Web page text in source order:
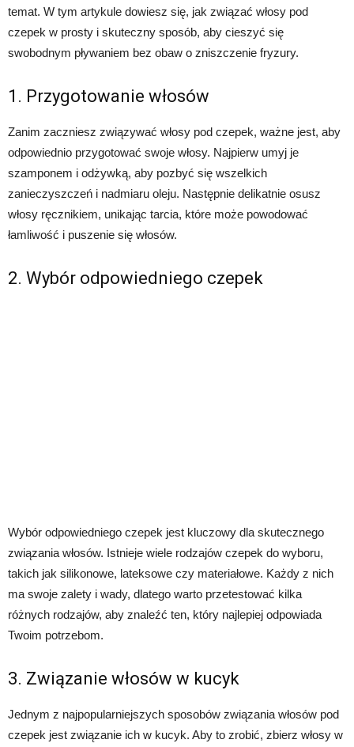
temat. W tym artykule dowiesz się, jak związać włosy pod
czepek w prosty i skuteczny sposób, aby cieszyć się
swobodnym pływaniem bez obaw o zniszczenie fryzury.
1. Przygotowanie włosów
Zanim zaczniesz związywać włosy pod czepek, ważne jest, aby
odpowiednio przygotować swoje włosy. Najpierw umyj je
szamponem i odżywką, aby pozbyć się wszelkich
zanieczyszczeń i nadmiaru oleju. Następnie delikatnie osusz
włosy ręcznikiem, unikając tarcia, które może powodować
łamliwość i puszenie się włosów.
2. Wybór odpowiedniego czepek
Wybór odpowiedniego czepek jest kluczowy dla skutecznego
związania włosów. Istnieje wiele rodzajów czepek do wyboru,
takich jak silikonowe, lateksowe czy materiałowe. Każdy z nich
ma swoje zalety i wady, dlatego warto przetestować kilka
różnych rodzajów, aby znaleźć ten, który najlepiej odpowiada
Twoim potrzebom.
3. Związanie włosów w kucyk
Jednym z najpopularniejszych sposobów związania włosów pod
czepek jest związanie ich w kucyk. Aby to zrobić, zbierz włosy w